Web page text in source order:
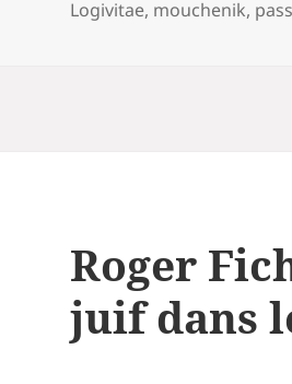
Logivitae, mouchenik,
Roger
juif dans